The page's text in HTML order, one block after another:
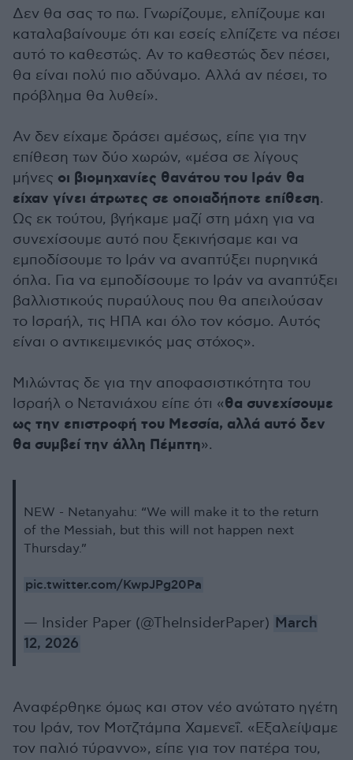
Δεν θα σας το πω. Γνωρίζουμε, ελπίζουμε και
καταλαβαίνουμε ότι και εσείς ελπίζετε να πέσει
αυτό το καθεστώς. Αν το καθεστώς δεν πέσει,
θα είναι πολύ πιο αδύναμο. Αλλά αν πέσει, το
πρόβλημα θα λυθεί».
Αν δεν είχαμε δράσει αμέσως, είπε για την
επίθεση των δύο χωρών, «μέσα σε λίγους
μήνες οι βιομηχανίες θανάτου του Ιράν θα
είχαν γίνει άτρωτες σε οποιαδήποτε επίθεση.
Ως εκ τούτου, βγήκαμε μαζί στη μάχη για να
συνεχίσουμε αυτό που ξεκινήσαμε και να
εμποδίσουμε το Ιράν να αναπτύξει πυρηνικά
όπλα. Για να εμποδίσουμε το Ιράν να αναπτύξει
βαλλιστικούς πυραύλους που θα απειλούσαν
το Ισραήλ, τις ΗΠΑ και όλο τον κόσμο. Αυτός
είναι ο αντικειμενικός μας στόχος».
Μιλώντας δε για την αποφασιστικότητα του
Ισραήλ ο Νετανιάχου είπε ότι «θα συνεχίσουμε
ως την επιστροφή του Μεσσία, αλλά αυτό δεν
θα συμβεί την άλλη Πέμπτη».
NEW - Netanyahu: “We will make it to the return
of the Messiah, but this will not happen next
Thursday.”
pic.twitter.com/KwpJPg20Pa
— Insider Paper (@TheInsiderPaper) March
12, 2026
Αναφέρθηκε όμως και στον νέο ανώτατο ηγέτη
του Ιράν, τον Μοτζτάμπα Χαμενεΐ. «Εξαλείψαμε
τον παλιό τύραννο», είπε για τον πατέρα του,